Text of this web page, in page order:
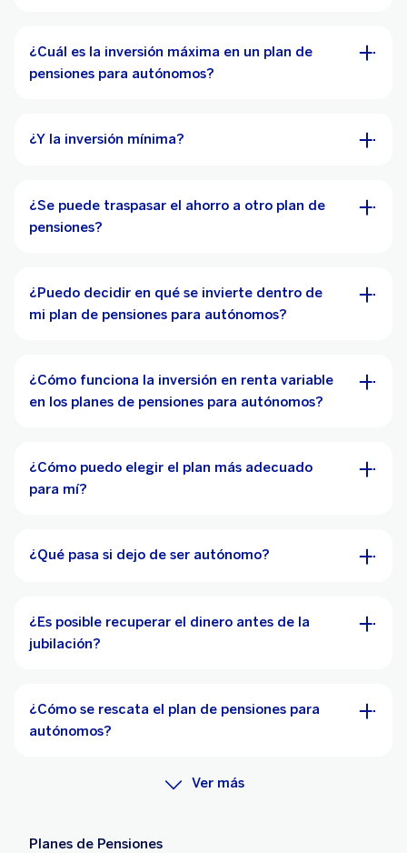
¿Cuál es la inversión máxima en un plan de
pensiones para autónomos?
¿Y la inversión mínima?
¿Se puede traspasar el ahorro a otro plan de
pensiones?
¿Puedo decidir en qué se invierte dentro de
mi plan de pensiones para autónomos?
¿Cómo funciona la inversión en renta variable
en los planes de pensiones para autónomos?
¿Cómo puedo elegir el plan más adecuado
para mí?
¿Qué pasa si dejo de ser autónomo?
¿Es posible recuperar el dinero antes de la
jubilación?
¿Cómo se rescata el plan de pensiones para
autónomos?
Ver más
Planes de Pensiones